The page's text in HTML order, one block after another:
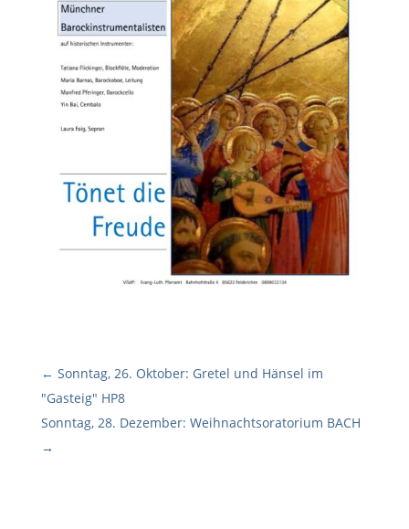
← Sonntag, 26. Oktober: Gretel und Hänsel im
"Gasteig" HP8
Sonntag, 28. Dezember: Weihnachtsoratorium BACH
→